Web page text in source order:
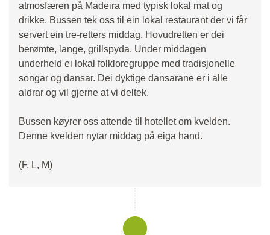
atmosfæren på Madeira med typisk lokal mat og
drikke. Bussen tek oss til ein lokal restaurant der vi får
servert ein tre-retters middag. Hovudretten er dei
berømte, lange, grillspyda. Under middagen
underheld ei lokal folkloregruppe med tradisjonelle
songar og dansar. Dei dyktige dansarane er i alle
aldrar og vil gjerne at vi deltek.
Bussen køyrer oss attende til hotellet om kvelden.
Denne kvelden nytar middag på eiga hand.
(F, L, M)